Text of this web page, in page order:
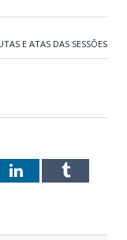
E ATAS DAS SESSÕES
LinkedInTumblr